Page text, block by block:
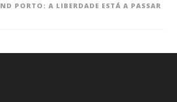
PORTO: A LIBERDADE ESTÁ A PASSAR